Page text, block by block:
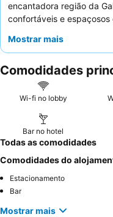
encantadora região da
confortáveis e espaçosos
elogiam consistentemente
amêijoase oarroz-doce
experiência, considere
para a pitoresca ria.
Mostrar mais
Comodidades
Wi-fi no lobby
Bar no hotel
Todas as comodidades
Comodidades do
Estacionamento
Bar
Mostrar mais